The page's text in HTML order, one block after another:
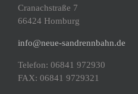
Cranachstraße 7
66424 Homburg
info@neue-sandrennbahn.de
Telefon: 06841 972930
FAX: 06841 9729321